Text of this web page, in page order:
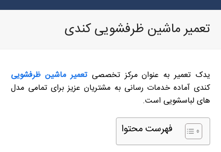
تعمیر ماشین ظرفشویی کندی
یدک تعمیر به عنوان مرکز تخصصیتعمیر ماشین ظرفشویی
کندی آماده خدمات رسانی به مشتریان عزیز برای تمامی مدل
های لباسشویی است.
فهرست محتوا